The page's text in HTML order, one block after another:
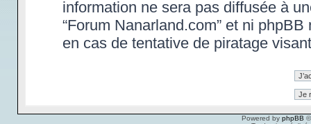
information ne sera pas diffusée à
“Forum Nanarland.com” et ni
en cas de tentative de piratage
Powered by phpBB